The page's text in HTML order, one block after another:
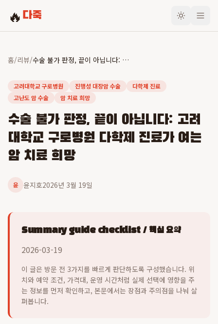
🔥 다죽
홈/리뷰/ 수술 불가 판정, 끝이 아닙니다: 고려대학교 구로병원 다학제 진료가 여는 암 치료 희망
고려대학교 구로병원 진행성 대장암 수술
다학제 진료
고난도 암 수술
암 치료 희망
수술 불가 판정, 끝이 아닙니다: 고려
대학교 구로병원 다학제 진료가 여는
암 치료 희망
윤 윤지호2026년 3월 19일
Summary guide checklist / 핵심 요약
2026-03-19
이 글은 방문 전 3가지를 빠르게 판단하도록 구성했습니다. 위
치와 예약 조건, 가격대, 운영 시간처럼 실제 선택에 영향을 주
는 정보를 먼저 확인하고, 본문에서는 장점과 주의점을 나눠 살
펴봅니다.